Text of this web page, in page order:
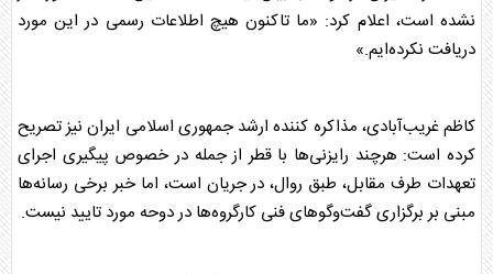
نشده است، اعلام کرد: «ما تاکنون هیچ اطلاعات رسمی در این مورد
دریافت نکرده‌ایم.»
کاظم غریب‌آبادی، مذاکره کننده ارشد جمهوری اسلامی ایران نیز تصریح
کرده است: هرچند رایزنی‌ها با قطر از جمله در خصوص پیگیری اجرای
تعهدات طرف مقابل، طبق روال، در جریان است، اما خبر برخی رسانه‌ها
مبنی بر برگزاری گفت‌و‌گو‌های فنی کارگروه‌ها در دوحه مورد تایید نیست.